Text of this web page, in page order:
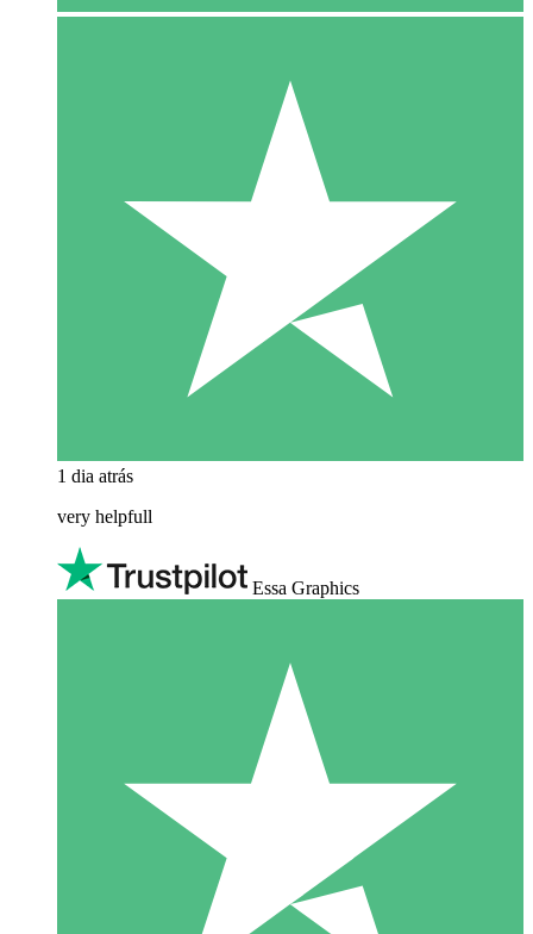
1 dia atrás
very helpfull
Essa Graphics